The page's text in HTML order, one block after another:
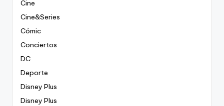
Cine
Cine&Series
Cómic
Conciertos
DC
Deporte
Disney Plus
Disney Plus